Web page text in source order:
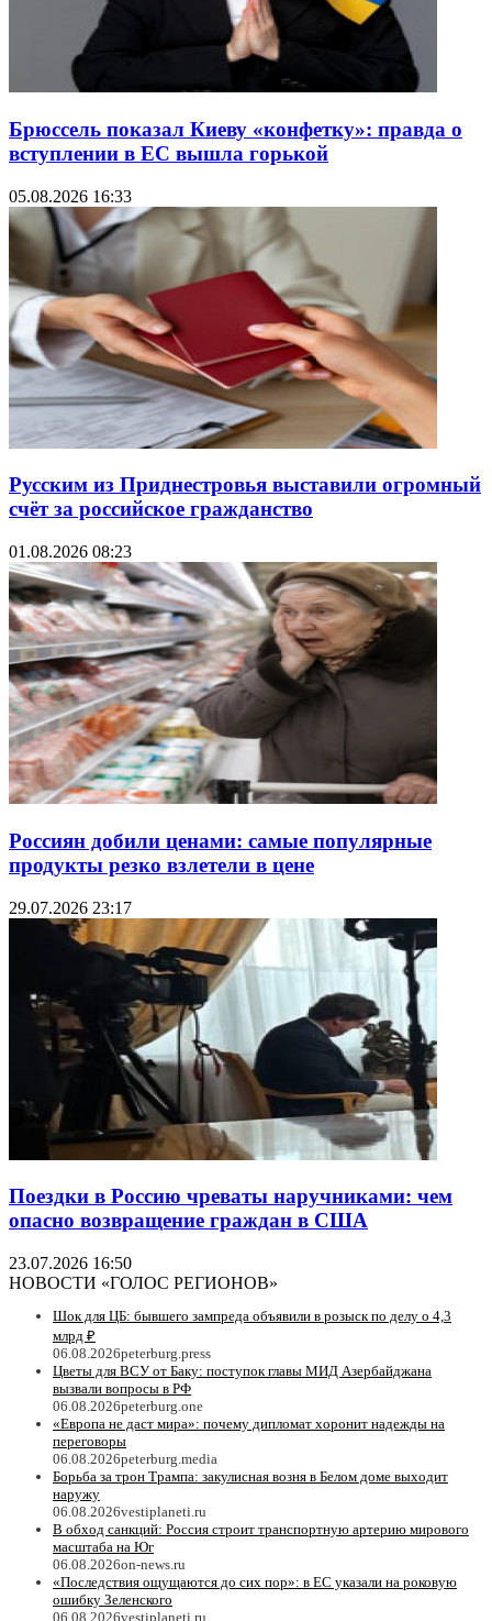
Брюссель показал Киеву «конфетку»: правда о
вступлении в ЕС вышла горькой
05.08.2026 16:33
Русским из Приднестровья выставили огромный
счёт за российское гражданство
01.08.2026 08:23
Россиян добили ценами: самые популярные
продукты резко взлетели в цене
29.07.2026 23:17
Поездки в Россию чреваты наручниками: чем
опасно возвращение граждан в США
23.07.2026 16:50
НОВОСТИ «ГОЛОС РЕГИОНОВ»
Шок для ЦБ: бывшего зампреда объявили в розыск по делу о 4,3
млрд ₽
06.08.2026peterburg.press
Цветы для ВСУ от Баку: поступок главы МИД Азербайджана
вызвали вопросы в РФ
06.08.2026peterburg.one
«Европа не даст мира»: почему дипломат хоронит надежды на
переговоры
06.08.2026peterburg.media
Борьба за трон Трампа: закулисная возня в Белом доме выходит
наружу
06.08.2026vestiplaneti.ru
В обход санкций: Россия строит транспортную артерию мирового
масштаба на Юг
06.08.2026on-news.ru
«Последствия ощущаются до сих пор»: в ЕС указали на роковую
ошибку Зеленского
06.08.2026vestiplaneti.ru